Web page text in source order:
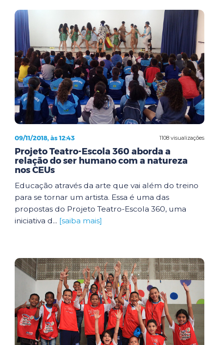
1108 visualizações
09/11/2018, às 12:43
Projeto Teatro-Escola 360 aborda a
relação do ser humano com a natureza
nos CEUs
Educação através da arte que vai além do treino
para se tornar um artista. Essa é uma das
propostas do Projeto Teatro-Escola 360, uma
iniciativa d... [saiba mais]